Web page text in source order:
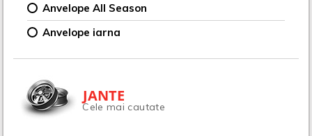
Anvelope All Season
Anvelope iarna
JANTE
Cele mai cautate